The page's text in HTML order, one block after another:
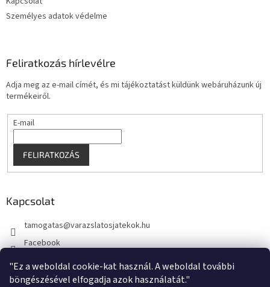
"Ez a weboldal cookie-kat használ. A weboldal további
böngészésével elfogadja azok használatát."
Személyes adatok védelme
Feliratkozás hírlevélre
Adja meg az e-mail címét, és mi tájékoztatást küldünk webáruházunk új
termékeiről.
E-mail
FELIRATKOZÁS
Kapcsolat
tamogatas@varazslatosjatekok.hu
Facebook
kouzelnehry